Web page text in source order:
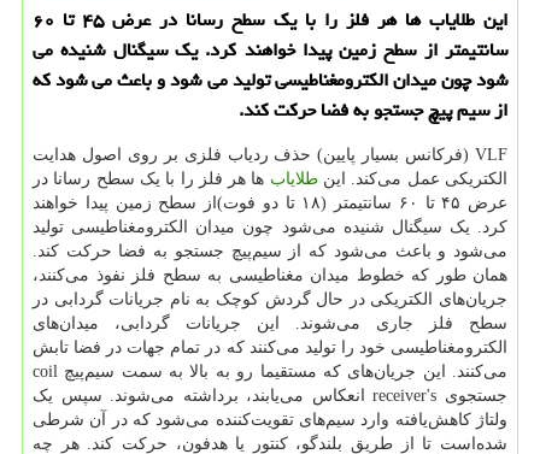
این طلایاب ‌ها هر فلز را با یك سطح رسانا در عرض ۴۵ تا ۶۰
سانتیمتر از سطح زمین پیدا خواهند كرد. یك سیگنال شنیده می
شود چون میدان الكترومغناطیسی تولید می شود و باعث می شود كه
از سیم پیچ جستجو به فضا حركت كند.
VLF (فرکانس بسیار پایین) حذف ردیاب فلزی بر روی اصول هدایت
الکتریکی عمل می‌کند. اینطلایاب ‌ها هر فلز را با یک سطح رسانا در
عرض ۴۵ تا ۶۰ سانتیمتر (۱۸ تا دو فوت)از سطح زمین پیدا خواهند
کرد. یک سیگنال شنیده می‌شود چون میدان الکترومغناطیسی تولید
می‌شود و باعث می‌شود که از سیم‌پیچ جستجو به فضا حرکت کند.
همان طور که خطوط میدان مغناطیسی به سطح فلز نفوذ می‌کنند،
جریان‌های الکتریکی در حال گردش کوچک به نام جریانات گردابی در
سطح فلز جاری می‌شوند. این جریانات گردابی، میدان‌های
الکترومغناطیسی خود را تولید می‌کنند که در تمام جهات در فضا تابش
می‌کنند. این جریان‌های که مستقیما رو به بالا به سمت سیم‌پیچ coil
جستجوی receiver'sانعکاس می‌یابند، برداشته می‌شوند. سپس یک
ولتاژ کاهش‌یافته وارد سیم‌های تقویت‌کننده می‌شود که در آن شرطی
شده‌است تا از طریق بلندگو، کنتور یا هدفون، حرکت کند. هر چه